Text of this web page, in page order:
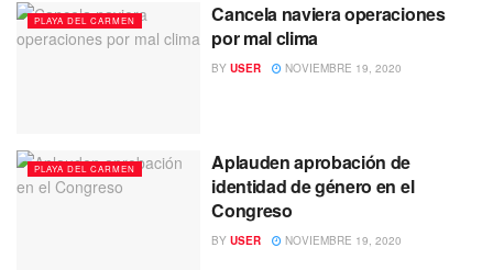
PLAYA DEL CARMEN
Cancela naviera operaciones
por mal clima
BY USER NOVIEMBRE 19, 2020
PLAYA DEL CARMEN
Aplauden aprobación de
identidad de género en el
Congreso
BY USER NOVIEMBRE 19, 2020